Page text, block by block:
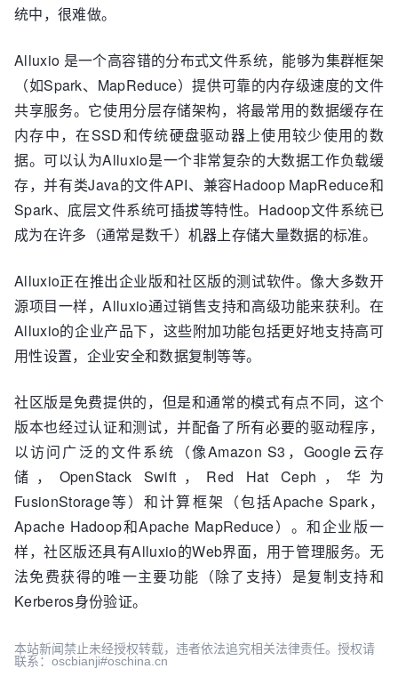
统中，很难做。
Alluxio 是一个高容错的分布式文件系统，能够为集群框架
（如Spark、MapReduce）提供可靠的内存级速度的文件
共享服务。它使用分层存储架构，将最常用的数据缓存在
内存中，在SSD和传统硬盘驱动器上使用较少使用的数
据。可以认为Alluxio是一个非常复杂的大数据工作负载缓
存，并有类Java的文件API、兼容Hadoop MapReduce和
Spark、底层文件系统可插拔等特性。Hadoop文件系统已
成为在许多（通常是数千）机器上存储大量数据的标准。
Alluxio正在推出企业版和社区版的测试软件。像大多数开
源项目一样，Alluxio通过销售支持和高级功能来获利。在
Alluxio的企业产品下，这些附加功能包括更好地支持高可
用性设置，企业安全和数据复制等等。
社区版是免费提供的，但是和通常的模式有点不同，这个
版本也经过认证和测试，并配备了所有必要的驱动程序，
以访问广泛的文件系统（像Amazon S3，Google云存
储，OpenStack Swift，Red Hat Ceph，华为
FusionStorage等）和计算框架（包括Apache Spark，
Apache Hadoop和Apache MapReduce）。和企业版一
样，社区版还具有Alluxio的Web界面，用于管理服务。无
法免费获得的唯一主要功能（除了支持）是复制支持和
Kerberos身份验证。
本站新闻禁止未经授权转载，违者依法追究相关法律责任。授权请
联系：oscbianji#oschina.cn